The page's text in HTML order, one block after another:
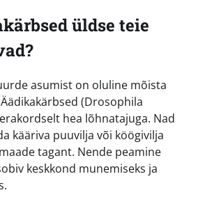
üldse teie
asumist on oluline mõista
(Drosophila
hea lõhnatajuga. Nad
kääriva puuvilja või köögivilja
tagant. Nende peamine
keskkond munemiseks ja